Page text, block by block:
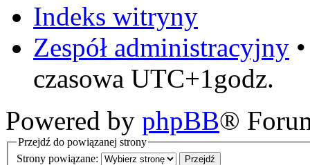
Indeks witryny
Zespół administracyjny
czasowa UTC+1godz.
Powered by phpBB®
Przejdź do powiązanej strony
Strony powiązane: